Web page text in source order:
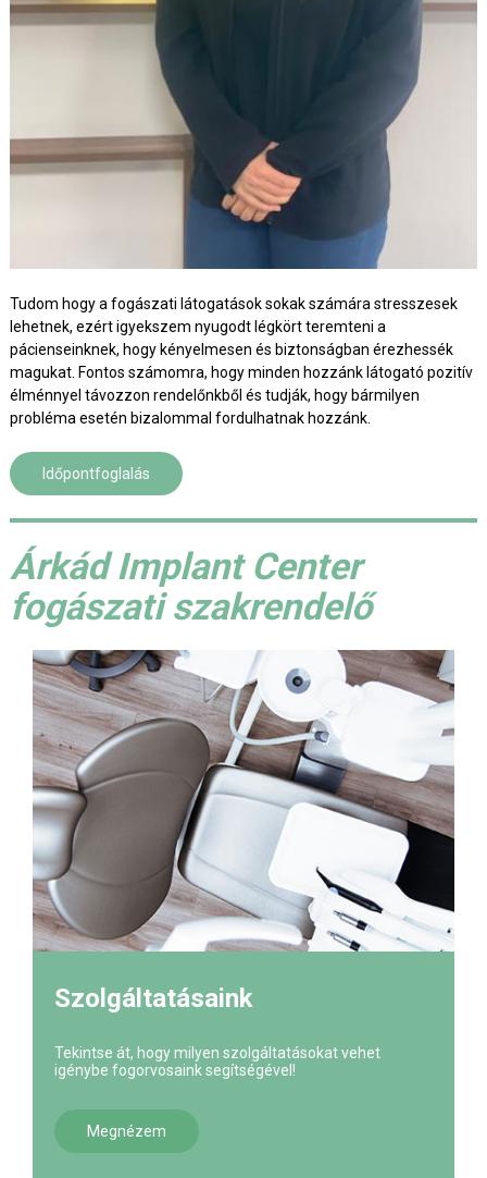
Tudom hogy a fogászati látogatások sokak számára stresszesek
lehetnek, ezért igyekszem nyugodt légkört teremteni a
pácienseinknek, hogy kényelmesen és biztonságban érezhessék
magukat. Fontos számomra, hogy minden hozzánk látogató pozitív
élménnyel távozzon rendelőnkből és tudják, hogy bármilyen
probléma esetén bizalommal fordulhatnak hozzánk.
Időpontfoglalás
Árkád Implant Center
fogászati szakrendelő
Szolgáltatásaink
Tekintse át, hogy milyen szolgáltatásokat vehet
igénybe fogorvosaink segítségével!
Megnézem